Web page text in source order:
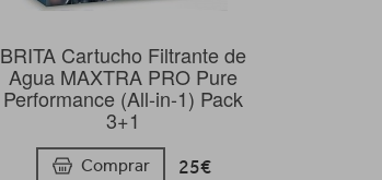
BRITA Cartucho Filtrante de
Agua MAXTRA PRO Pure
Performance (All-in-1) Pack
3+1
Comprar 25€